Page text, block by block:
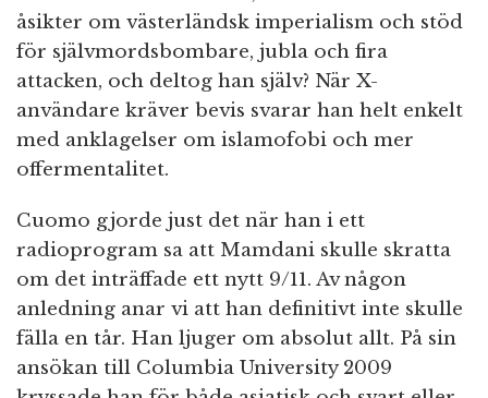
åsikter om västerländsk imperialism och stöd
för självmordsbombare, jubla och fira
attacken, och deltog han själv? När X-
användare kräver bevis svarar han helt enkelt
med anklagelser om islamofobi och mer
offermentalitet.
Cuomo gjorde just det när han i ett
radioprogram sa att Mamdani skulle skratta
om det inträffade ett nytt 9/11. Av någon
anledning anar vi att han definitivt inte skulle
fälla en tår. Han ljuger om absolut allt. På sin
ansökan till Columbia University 2009